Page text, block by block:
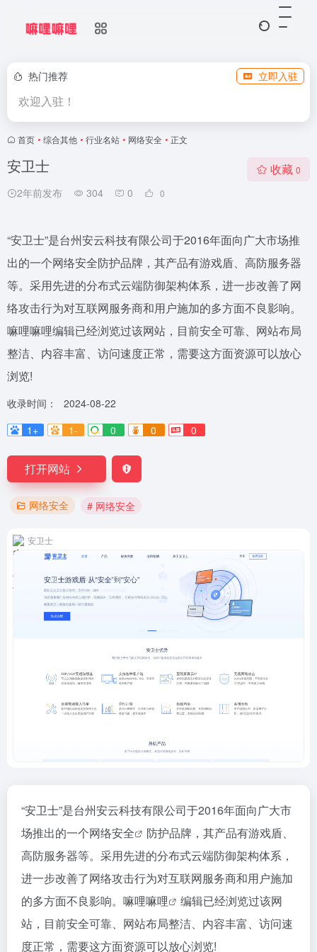
热门推荐 立即入驻
欢迎入驻！
首页 • 综合其他 • 行业名站 • 网络安全 • 正文
安卫士
2年前发布 304 0 0
收藏 0
“安卫士”是台州安云科技有限公司于2016年面向广大市场推
出的一个网络安全防护品牌，其产品有游戏盾、高防服务器
等。采用先进的分布式云端防御架构体系，进一步改善了网
络攻击行为对互联网服务商和用户施加的多方面不良影响。
嘛哩嘛哩编辑已经浏览过该网站，目前安全可靠、网站布局
整洁、内容丰富、访问速度正常，需要这方面资源可以放心
浏览!
收录时间：
2024-08-22
1+
1- 0 0 0
打开网站
网络安全 # 网络安全
安卫士
“安卫士”是台州安云科技有限公司于2016年面向广大市
场推出的一个网络安全
防护品牌，其产品有游戏盾、
高防服务器等。采用先进的分布式云端防御架构体系，
进一步改善了网络攻击行为对互联网服务商和用户施加
的多方面不良影响。 嘛哩嘛哩
编辑已经浏览过该网
站，目前安全可靠、网站布局整洁、内容丰富、访问速
度正常，需要这方面资源可以放心浏览!